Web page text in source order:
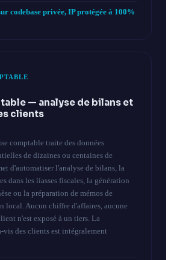
codebase privée, IP protégée à 100%
— analyse de bilans et
clients
comptable traite des données
de dizaines ou centaines de
d'automatiser l'analyse de bilans, la
dans les liasses fiscales, la génération
ou la préparation de mémos de
Aucun chiffre d'affaires, aucune
n'est exposé à un tiers. La
des clients est intégralement